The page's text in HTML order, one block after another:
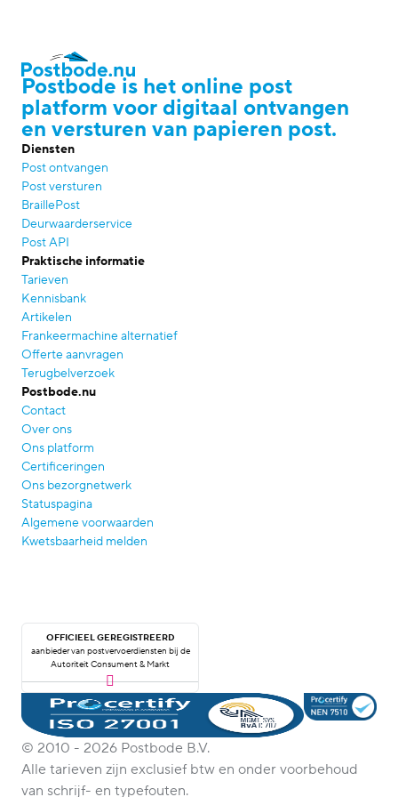
Postbode is het online post
platform voor digitaal ontvangen
en versturen van papieren post.
Diensten
Post ontvangen
Post versturen
BraillePost
Deurwaarderservice
Post API
Praktische informatie
Tarieven
Kennisbank
Artikelen
Frankeermachine alternatief
Offerte aanvragen
Terugbelverzoek
Postbode.nu
Contact
Over ons
Ons platform
Certificeringen
Ons bezorgnetwerk
Statuspagina
Algemene voorwaarden
Kwetsbaarheid melden
© 2010 - 2026 Postbode B.V.
Alle tarieven zijn exclusief btw en onder voorbehoud
van schrijf- en typefouten.
OFFICIEEL GEREGISTREERD
aanbieder van postvervoerdiensten bij de
Autoriteit Consument & Markt